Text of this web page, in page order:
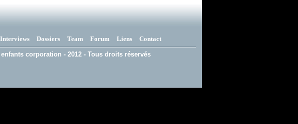
Interviews Dossiers Team Forum Liens Contact
corporation - 2012 - Tous droits réservés